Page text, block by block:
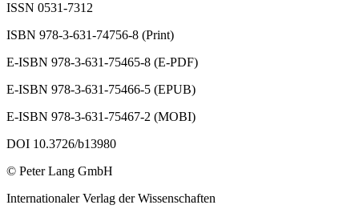
ISSN 0531‐7312
ISBN 978‐3‐631‐74756‐8 (Print)
E‐ISBN 978‐3‐631‐75465‐8 (E‐PDF)
E‐ISBN 978‐3‐631‐75466‐5 (EPUB)
E‐ISBN 978‐3‐631‐75467‐2 (MOBI)
DOI 10.3726/b13980
© Peter Lang GmbH
Internationaler Verlag der Wissenschaften